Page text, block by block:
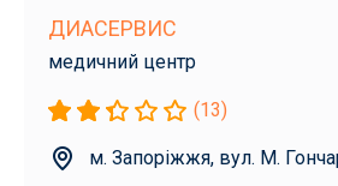
ДИАСЕРВИС
медичний центр
(13)
м. Запоріжжя, вул. М.